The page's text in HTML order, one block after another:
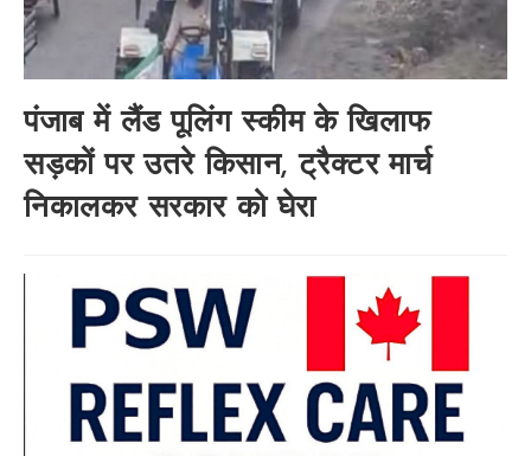
पंजाब में लैंड पूलिंग स्कीम के खिलाफ
सड़कों पर उतरे किसान, ट्रैक्टर मार्च
निकालकर सरकार को घेरा